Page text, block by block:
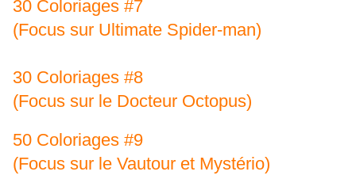
30 Coloriages #7
(Focus sur Ultimate Spider-man)
30 Coloriages #8
(Focus sur le Docteur Octopus)
50 Coloriages #9
(Focus sur le Vautour et Mystério)